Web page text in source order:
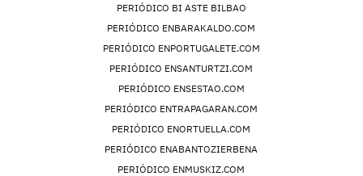
PERIÓDICO BI ASTE BILBAO
PERIÓDICO ENBARAKALDO.COM
PERIÓDICO ENPORTUGALETE.COM
PERIÓDICO ENSANTURTZI.COM
PERIÓDICO ENSESTAO.COM
PERIÓDICO ENTRAPAGARAN.COM
PERIÓDICO ENORTUELLA.COM
PERIÓDICO ENABANTOZIERBENA
PERIÓDICO ENMUSKIZ.COM